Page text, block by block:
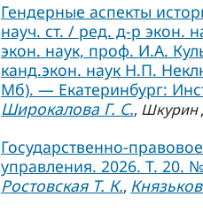
Гендерные аспекты
науч. ст. / ред. д-р экон.
экон. наук, проф. И.А.
канд.экон. наук Н.П.
Мб). — Екатеринбург:
Широкалова Г. С., Шкурин
Государственно-
управления. 2026. Т. 20.
Ростовская Т. К.,